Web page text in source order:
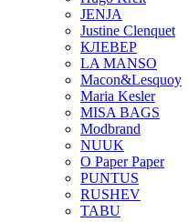
JENJA
Justine Clenquet
КЛЕВЕР
LA MANSO
Macon&Lesquoy
Maria Kesler
MISA BAGS
Modbrand
NUUK
O Paper Paper
PUNTUS
RUSHEV
TABU